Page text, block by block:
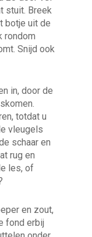
stuit. Breek
botje uit de
rondom
Snijd ook
in, door de
totdat u
vleugels
schaar en
rug en
les, of
en zout,
fond erbij